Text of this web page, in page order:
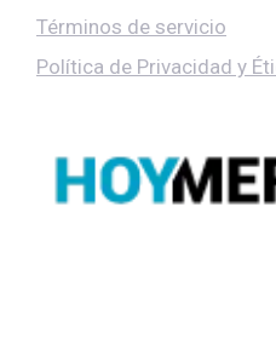
Términos de servicio
Política de Privacidad y